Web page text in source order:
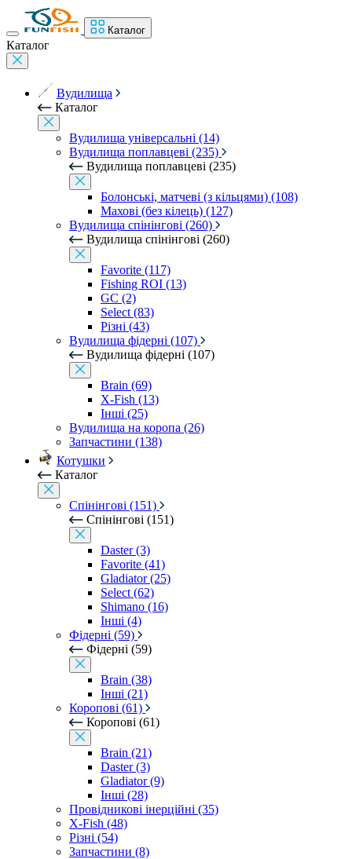
Каталог
Каталог
Вудилища
Каталог
Вудилища універсальні (14)
Вудилища поплавцеві (235)
Вудилища поплавцеві (235)
Болонські, матчеві (з кільцями) (108)
Махові (без кілець) (127)
Вудилища спінінгові (260)
Вудилища спінінгові (260)
Favorite (117)
Fishing ROI (13)
GC (2)
Select (83)
Різні (43)
Вудилища фідерні (107)
Вудилища фідерні (107)
Brain (69)
X-Fish (13)
Інші (25)
Вудилища на коропа (26)
Запчастини (138)
Котушки
Каталог
Спінінгові (151)
Спінінгові (151)
Daster (3)
Favorite (41)
Gladiator (25)
Select (62)
Shimano (16)
Інші (4)
Фідерні (59)
Фідерні (59)
Brain (38)
Інші (21)
Коропові (61)
Коропові (61)
Brain (21)
Daster (3)
Gladiator (9)
Інші (28)
Провідникові інерційні (35)
X-Fish (48)
Різні (54)
Запчастини (8)